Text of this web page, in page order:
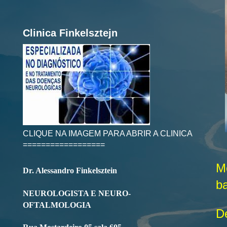
Clinica Finkelsztejn
CLIQUE NA IMAGEM PARA ABRIR A CLINICA
==================
Dr. Alessandro Finkelsztein
NEUROLOGISTA E NEURO-
OFTALMOLOGIA